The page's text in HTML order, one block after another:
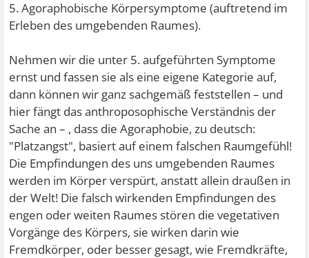
5. Agoraphobische Körpersymptome (auftretend im
Erleben des umgebenden Raumes).
Nehmen wir die unter 5. aufgeführten Symptome
ernst und fassen sie als eine eigene Kategorie auf,
dann können wir ganz sachgemäß feststellen – und
hier fängt das anthroposophische Verständnis der
Sache an – , dass die Agoraphobie, zu deutsch:
"Platzangst", basiert auf einem falschen Raumgefühl!
Die Empfindungen des uns umgebenden Raumes
werden im Körper verspürt, anstatt allein draußen in
der Welt! Die falsch wirkenden Empfindungen des
engen oder weiten Raumes stören die vegetativen
Vorgänge des Körpers, sie wirken darin wie
Fremdkörper, oder besser gesagt, wie Fremdkräfte,